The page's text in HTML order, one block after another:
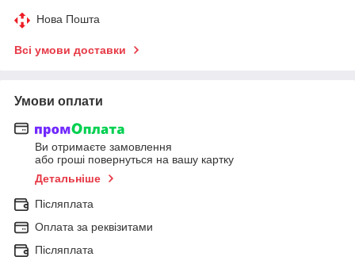
Нова Пошта
Всі умови доставки
Умови оплати
Ви отримаєте замовлення
або гроші повернуться на вашу картку
Детальніше
Післяплата
Оплата за реквізитами
Післяплата